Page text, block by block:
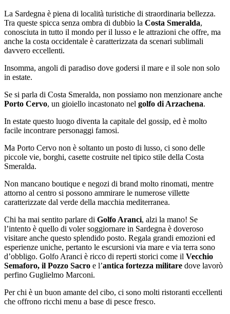
La Sardegna è piena di località turistiche di straordinaria bellezza.
Tra queste spicca senza ombra di dubbio la Costa Smeralda,
conosciuta in tutto il mondo per il lusso e le attrazioni che offre, ma
anche la costa occidentale è caratterizzata da scenari sublimali
davvero eccellenti.
Insomma, angoli di paradiso dove godersi il mare e il sole non solo
in estate.
Se si parla di Costa Smeralda, non possiamo non menzionare anche
Porto Cervo, un gioiello incastonato nel golfo di Arzachena.
In estate questo luogo diventa la capitale del gossip, ed è molto
facile incontrare personaggi famosi.
Ma Porto Cervo non è soltanto un posto di lusso, ci sono delle
piccole vie, borghi, casette costruite nel tipico stile della Costa
Smeralda.
Non mancano boutique e negozi di brand molto rinomati, mentre
attorno al centro si possono ammirare le numerose villette
caratterizzate dal verde della macchia mediterranea.
Chi ha mai sentito parlare di Golfo Aranci, alzi la mano! Se
l’intento è quello di voler soggiornare in Sardegna è doveroso
visitare anche questo splendido posto. Regala grandi emozioni ed
esperienze uniche, pertanto le escursioni via mare e via terra sono
d’obbligo. Golfo Aranci è ricco di reperti storici come il Vecchio
Semaforo, il Pozzo Sacro e l’antica fortezza militare dove lavorò
perfino Guglielmo Marconi.
Per chi è un buon amante del cibo, ci sono molti ristoranti eccellenti
che offrono ricchi menu a base di pesce fresco.